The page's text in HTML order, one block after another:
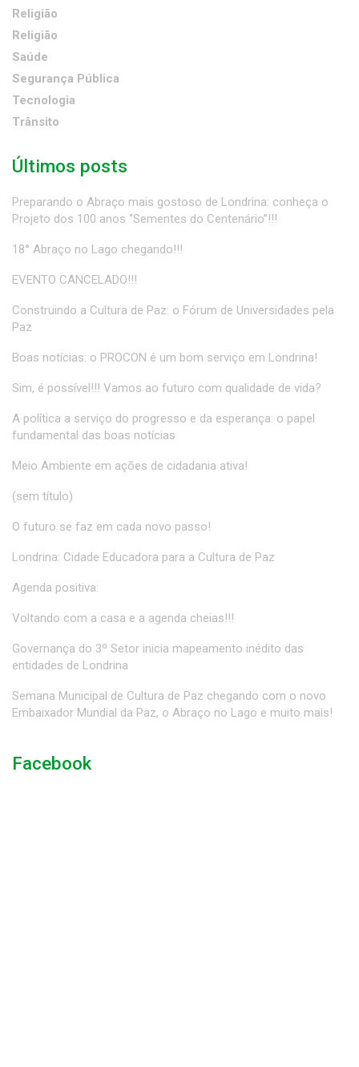
Religião
Religião
Saúde
Segurança Pública
Tecnologia
Trânsito
Últimos posts
Preparando o Abraço mais gostoso de Londrina: conheça o
Projeto dos 100 anos “Sementes do Centenário”!!!
18° Abraço no Lago chegando!!!
EVENTO CANCELADO!!!
Construindo a Cultura de Paz: o Fórum de Universidades pela
Paz
Boas notícias: o PROCON é um bom serviço em Londrina!
Sim, é possível!!! Vamos ao futuro com qualidade de vida?
A política a serviço do progresso e da esperança: o papel
fundamental das boas notícias
Meio Ambiente em ações de cidadania ativa!
(sem título)
O futuro se faz em cada novo passo!
Londrina: Cidade Educadora para a Cultura de Paz
Agenda positiva:
Voltando com a casa e a agenda cheias!!!
Governança do 3º Setor inicia mapeamento inédito das
entidades de Londrina
Semana Municipal de Cultura de Paz chegando com o novo
Embaixador Mundial da Paz, o Abraço no Lago e muito mais!
Facebook